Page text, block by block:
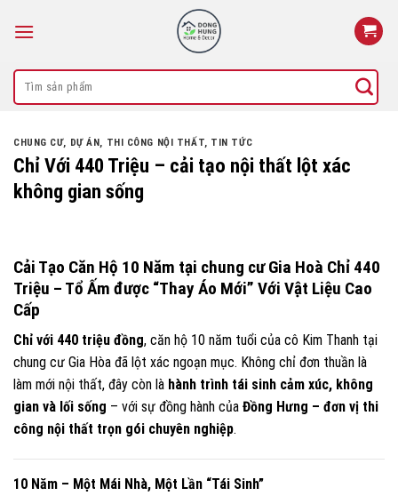
Search
for:
CHUNG CƯ, DỰ ÁN, THI CÔNG NỘI THẤT, TIN TỨC
Chỉ Với 440 Triệu – cải tạo nội thất lột xác
không gian sống
Cải Tạo Căn Hộ 10 Năm tại chung cư Gia Hoà Chỉ 440
Triệu – Tổ Ấm được “Thay Áo Mới” Với Vật Liệu Cao
Cấp
Chỉ với 440 triệu đồng, căn hộ 10 năm tuổi của cô Kim Thanh tại
chung cư Gia Hòa đã lột xác ngoạn mục. Không chỉ đơn thuần là
làm mới nội thất, đây còn là hành trình tái sinh cảm xúc, không
gian và lối sống – với sự đồng hành của Đồng Hưng – đơn vị thi
công nội thất trọn gói chuyên nghiệp.
10 Năm – Một Mái Nhà, Một Lần “Tái Sinh”